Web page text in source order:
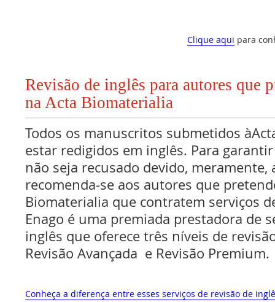
Clique aqui para
Revisão de inglês para autores que
na Acta Biomaterialia
Todos os manuscritos submetidos
estar redigidos em inglês. Para
não seja recusado devido, meramente,
recomenda-se aos autores que
Biomaterialia que contratem serviços
Enago é uma premiada prestadora de
inglês que oferece três níveis de
Revisão Avançada e Revisão Premium.
Conheça a diferença entre esses serviços de revisão de